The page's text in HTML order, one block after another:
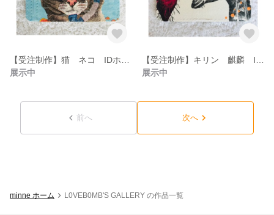
展示中
展示中
前へ 次へ
minne ホーム L0VEB0MB'S GALLERY の作品一覧